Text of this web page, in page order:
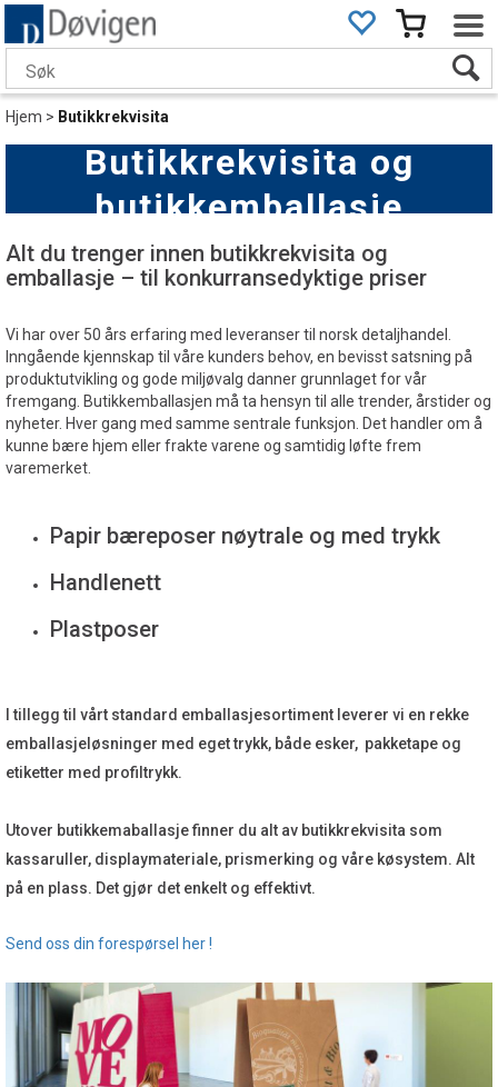
Hjem> Butikkrekvisita
Butikkrekvisita og
butikkemballasje
Alt du trenger innen butikkrekvisita og
emballasje – til konkurransedyktige priser
Vi har over 50 års erfaring med leveranser til norsk detaljhandel.
Inngående kjennskap til våre kunders behov, en bevisst satsning på
produktutvikling og gode miljøvalg danner grunnlaget for vår
fremgang. Butikkemballasjen må ta hensyn til alle trender, årstider og
nyheter. Hver gang med samme sentrale funksjon. Det handler om å
kunne bære hjem eller frakte varene og samtidig løfte frem
varemerket.
Papir bæreposer nøytrale og med trykk
Handlenett
Plastposer
I tillegg til vårt standard emballasjesortiment leverer vi en rekke
emballasjeløsninger med eget trykk, både esker, pakketape og
etiketter med profiltrykk.
Utover butikkemaballasje finner du alt av butikkrekvisita som
kassaruller, displaymateriale, prismerking og våre køsystem. Alt
på en plass. Det gjør det enkelt og effektivt.
Send oss din forespørsel her !